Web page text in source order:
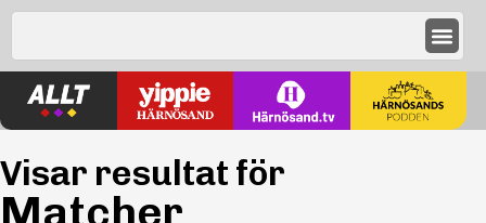
Visar resultat för
Matcher